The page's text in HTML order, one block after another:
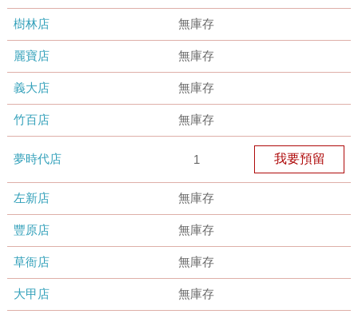
樹林店 無庫存
麗寶店 無庫存
義大店 無庫存
竹百店 無庫存
夢時代店 1 我要預留
左新店 無庫存
豐原店 無庫存
草衙店 無庫存
大甲店 無庫存